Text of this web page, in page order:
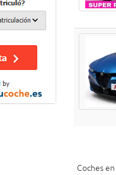
Coches en